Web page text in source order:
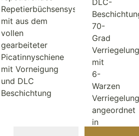
Repetierbüchsensystem
mit aus dem
vollen
gearbeiteter
Picatinnyschiene
mit Vorneigung
und DLC
Beschichtung
DLC-
70-
Grad
Verriegelung
mit
6-
Warzen
angeordnet
in